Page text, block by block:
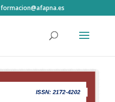
formacion@afapna.es